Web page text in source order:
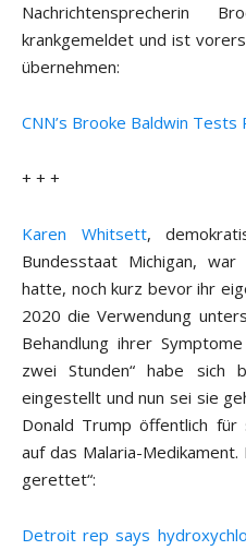
Nachrichtensprecherin
krankgemeldet und ist
übernehmen:
CNN’s Brooke Baldwin
+ + +
Karen Whitsett,
Bundesstaat Michigan,
hatte, noch kurz bevor ihr
2020 die Verwendung
Behandlung ihrer
zwei Stunden“ habe sich
eingestellt und nun sei sie
Donald Trump öffentlich für
auf das Malaria-
gerettet“:
Detroit rep says